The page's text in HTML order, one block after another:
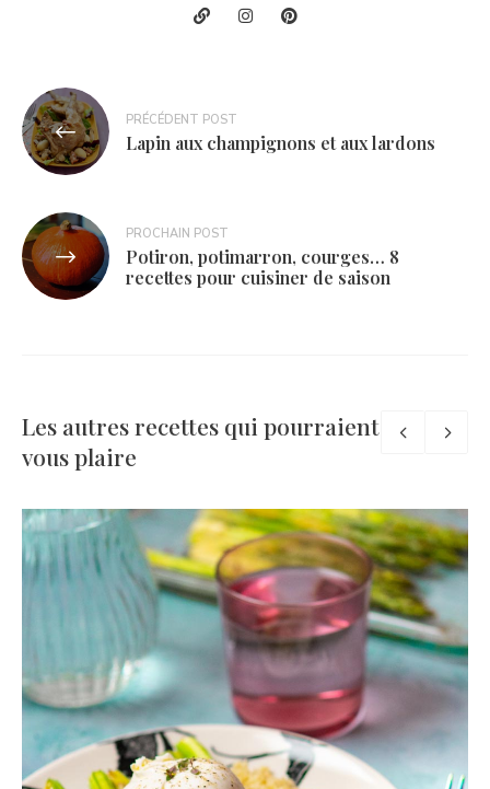
Navigation
de
l’article
PRÉCÉDENT POST
Lapin aux champignons et aux lardons
PROCHAIN POST
Potiron, potimarron, courges… 8
recettes pour cuisiner de saison
Les autres recettes qui pourraient
vous plaire